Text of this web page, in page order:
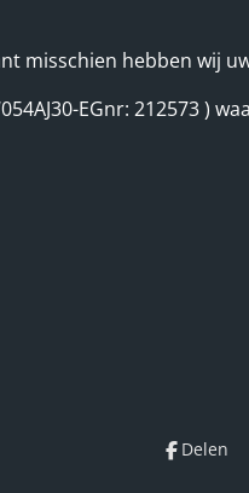
misschien hebben wij
EGnr: 212573 )
Delen